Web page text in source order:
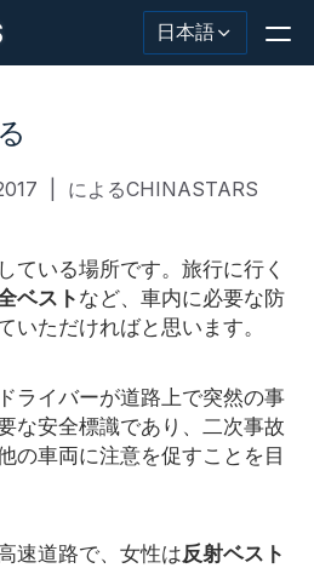
日本語
ム
によるCHINASTARS
ている場所です。旅行に行く
ベストなど、車内に必要な防
いただければと思います。
ライバーが道路上で突然の事
な安全標識であり、二次事故
の車両に注意を促すことを目
速道路で、女性は反射ベスト